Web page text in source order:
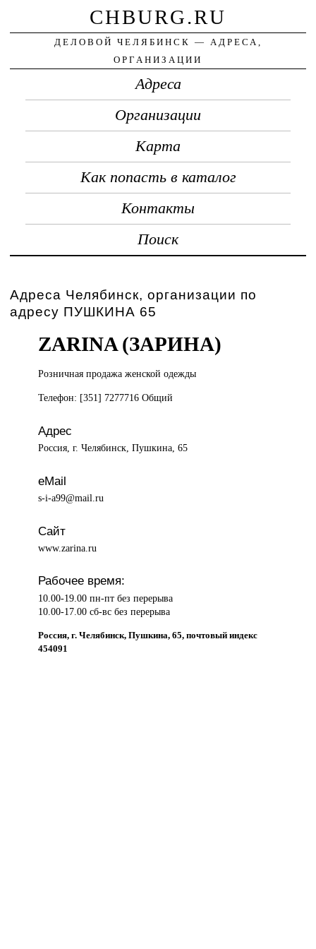
CHBURG.RU
ДЕЛОВОЙ ЧЕЛЯБИНСК — АДРЕСА,
ОРГАНИЗАЦИИ
Адреса
Организации
Карта
Как попасть в каталог
Контакты
Поиск
Адреса Челябинск, организации по
адресу ПУШКИНА 65
ZARINA (ЗАРИНА)
Розничная продажаженской одежды
Телефон: [351] 7277716 Общий
Адрес
Россия, г. Челябинск, Пушкина, 65
eMail
s-i-a99@mail.ru
Сайт
www.zarina.ru
Рабочее время:
10.00-19.00 пн-пт без перерыва
10.00-17.00 сб-вс без перерыва
Россия, г. Челябинск, Пушкина, 65, почтовый индекс
454091